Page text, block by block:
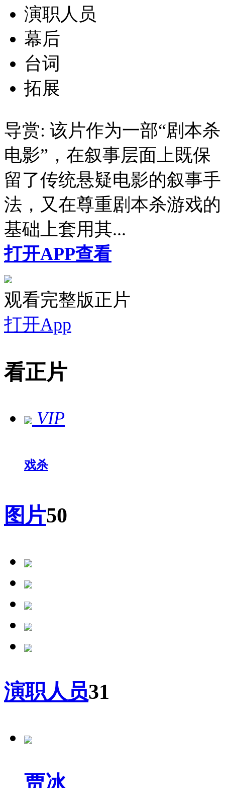
演职人员
幕后
台词
拓展
导赏: 该片作为一部“剧本杀
电影”，在叙事层面上既保
留了传统悬疑电影的叙事手
法，又在尊重剧本杀游戏的
基础上套用其...
打开APP查看
观看完整版正片
打开App
看正片
VIP
戏杀
图片50
演职人员31
贾冰